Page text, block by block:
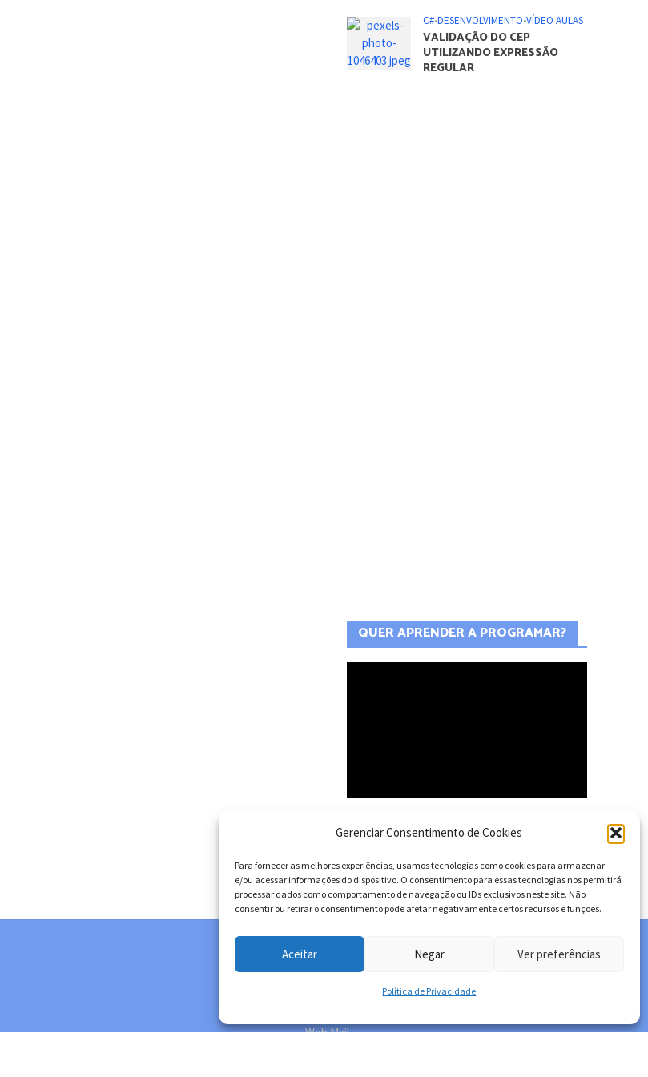
Gerenciar Consentimento de Cookies
Para fornecer as melhores experiências, usamos tecnologias como cookies para armazenar
e/ou acessar informações do dispositivo. O consentimento para essas tecnologias nos permitirá
processar dados como comportamento de navegação ou IDs exclusivos neste site. Não
consentir ou retirar o consentimento pode afetar negativamente certos recursos e funções.
Aceitar Negar Ver preferências
Política de Privacidade
C#•DESENVOLVIMENTO•VÍDEO AULAS
VALIDAÇÃO DO CEP
UTILIZANDO EXPRESSÃO
REGULAR
QUER APRENDER A PROGRAMAR?
ACESSO RÁPIDO
Web Mail